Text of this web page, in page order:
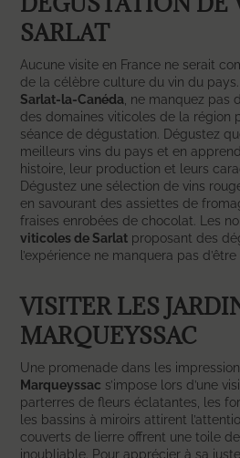
SARLAT
Aucune visite en France ne serait
de la célèbre culture du vin du
Sarlat-la-Canéda , ne manquez pas
des domaines viticoles de la région
séance de dégustation. Dégustez
meilleurs vins du pays et en
histoire, leur production et leurs
Dégustez une sélection de vins
en savourant des assiettes de
fraises enrobées de chocolat. Les
viticoles de Sarlat proposant des
l’expérience ne manquera pas
VISITER LES
MARQUEYSSAC
Une promenade dans les
Marqueyssac s’impose lors d’une
parterres de fleurs éclatantes, les
les bassins à miroirs attirent
couverts de lierre offrent une toile
inoubliable. Pour apprécier à sa